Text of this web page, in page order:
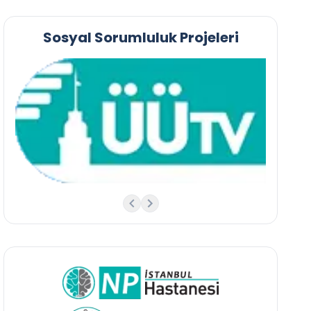
Sosyal Sorumluluk Projeleri